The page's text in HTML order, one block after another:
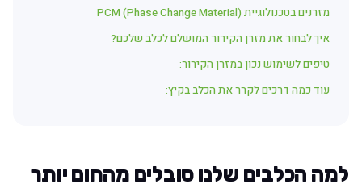
מזרנים בטכנולוגיית PCM (Phase Change Material)
איך לבחור את מזרן הקירור המושלם לכלב שלכם?
טיפים לשימוש נכון במזרן הקירור:
עוד כמה דרכים לקרר את הכלב בקיץ:
למה הכלבים שלנו סובלים מהחום יותר